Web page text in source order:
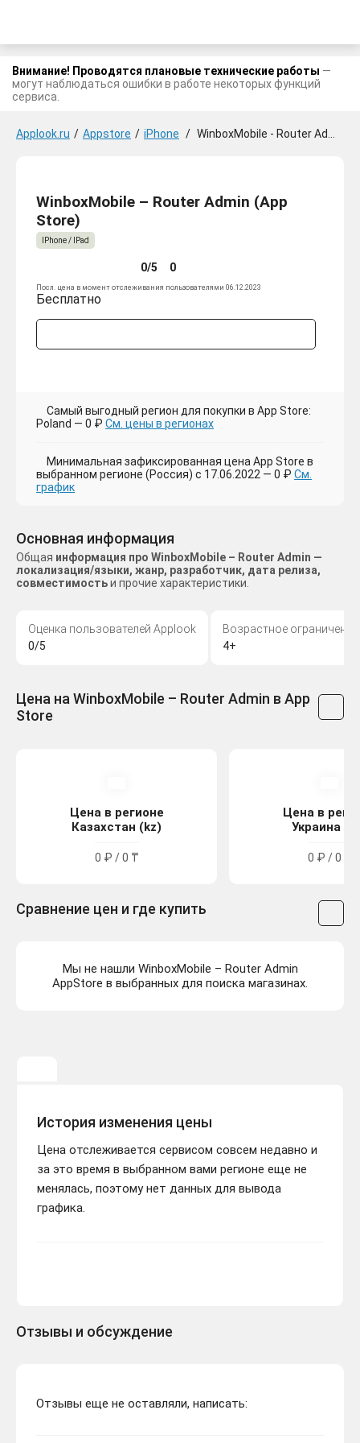
Внимание! Проводятся плановые технические работы —
могут наблюдаться ошибки в работе некоторых функций
сервиса.
Applook.ru / Appstore / iPhone / WinboxMobile - Router Admin
WinboxMobile – Router Admin (App
Store)
IPhone / IPad
0/5 0
Посл. цена в момент отслеживания пользователями 06.12.2023
Бесплатно
Самый выгодный регион для покупки в App Store:
Poland — 0 ₽ См. цены в регионах
Минимальная зафиксированная цена App Store в
выбранном регионе (Россия) с 17.06.2022 — 0 ₽ См.
график
Основная информация
Общая информация про WinboxMobile – Router Admin —
локализация/языки, жанр, разработчик, дата релиза,
совместимостьи прочие характеристики.
Оценка пользователей Applook
0/5
Возрастное ограничение
4+
Цена на WinboxMobile – Router Admin в App
Store
Цена в регионе
Казахстан (kz)
0 ₽ / 0 ₸
Цена в
Украина
0 ₽ / 0 ₴
Сравнение цен и где купить
Мы не нашли WinboxMobile – Router Admin
AppStore в выбранных для поиска магазинах.
История изменения цены
Цена отслеживается сервисом совсем недавно и
за это время в выбранном вами регионе еще не
менялась, поэтому нет данных для вывода
графика.
Отзывы и обсуждение
Отзывы еще не оставляли, написать: